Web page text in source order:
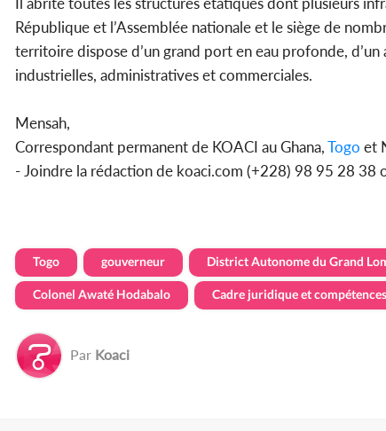
République et l’Assemblée nationale et le siège de
territoire dispose d’un grand port en eau profonde,
industrielles, administratives et commerciales.
Mensah,
Correspondant permanent de KOACI au Ghana,Togo et
- Joindre la rédaction de koaci.com (+228) 98 95 28 38
Togo gouverneur District Autonome du Grand
Colonel Awaté Hodabalo Cadre juridique et compétences
Par Koaci